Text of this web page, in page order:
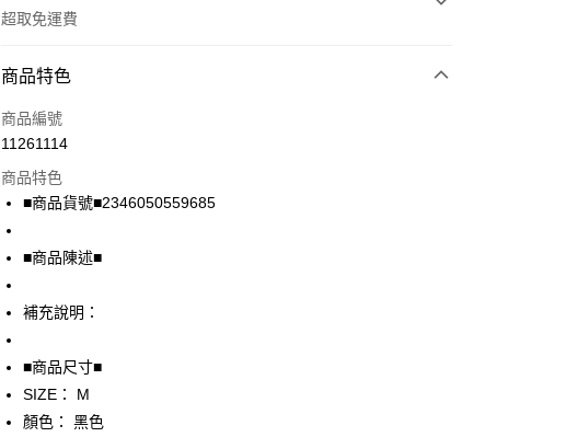
超取免運費
付款方式
信用卡一次付款
LINE Pay
Apple Pay
悠遊付
全盈+PAY
AFTEE先享後付
相關說明
商品特色
商品編號
11261114
商品特色
■商品貨號■2346050559685
■商品陳述■
補充說明：
■商品尺寸■
SIZE： M
顏色： 黑色